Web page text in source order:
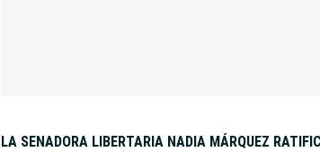
LA SENADORA LIBERTARIA NADIA MÁRQUEZ